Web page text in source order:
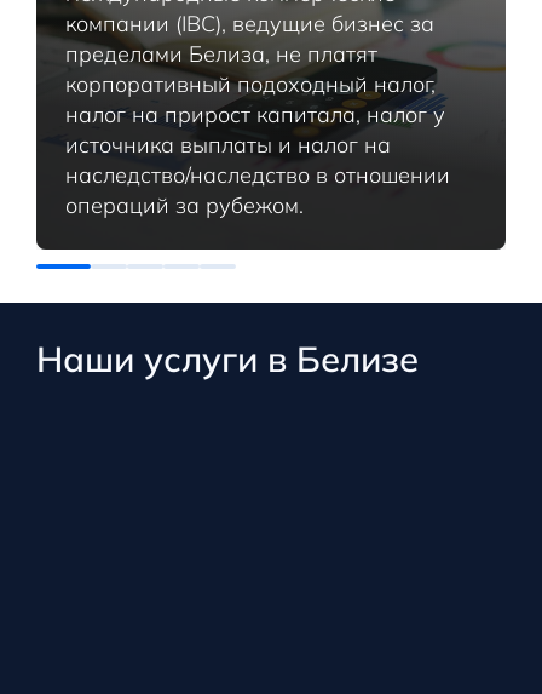
компании (IBC), ведущие бизнес за
пределами Белиза, не платят
корпоративный подоходный налог,
налог на прирост капитала, налог у
источника выплаты и налог на
наследство/наследство в отношении
операций за рубежом.
Наши услуги в Белизе